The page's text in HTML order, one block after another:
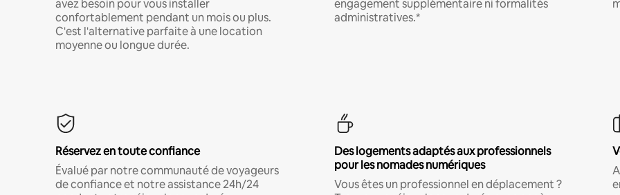
avez besoin pour vous installer
confortablement pendant un mois ou plus.
C'est l'alternative parfaite à une location
moyenne ou longue durée.
engagement supplémentaire ni formalités
administratives.*
Réservez en toute confiance
Évalué par notre communauté de voyageurs
de confiance et notre assistance 24h/24
Des logements adaptés aux professionnels
pour les nomades numériques
Vous êtes un professionnel en déplacement ?